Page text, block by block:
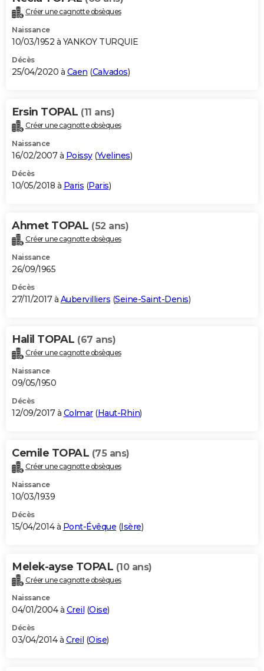
Créer une cagnotte obsèques
Naissance
10/03/1952 à YANKOY TURQUIE
Décès
25/04/2020 à Caen (Calvados)
Ersin TOPAL (11 ans)
Créer une cagnotte obsèques
Naissance
16/02/2007 à Poissy(Yvelines)
Décès
10/05/2018 à Paris (Paris)
Ahmet TOPAL (52 ans)
Créer une cagnotte obsèques
Naissance
26/09/1965
Décès
27/11/2017 à Aubervilliers (Seine-Saint-Denis)
Halil TOPAL (67 ans)
Créer une cagnotte obsèques
Naissance
09/05/1950
Décès
12/09/2017 à Colmar(Haut-Rhin)
Cemile TOPAL (75 ans)
Créer une cagnotte obsèques
Naissance
10/03/1939
Décès
15/04/2014 à Pont-Évêque (Isère)
Melek-ayse TOPAL (10 ans)
Créer une cagnotte obsèques
Naissance
04/01/2004 à Creil (Oise)
Décès
03/04/2014 à Creil (Oise)